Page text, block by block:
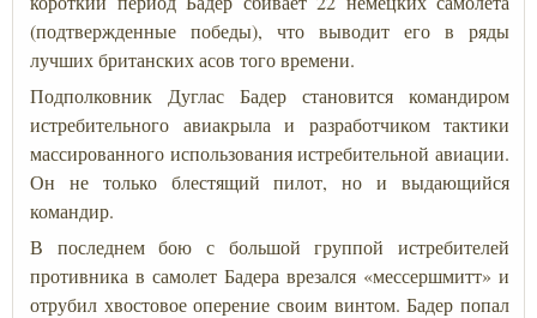
(подтвержденные победы), что выводит его в ряды
лучших британских асов того времени.
Подполковник Дуглас Бадер становится командиром
истребительного авиакрыла и разработчиком тактики
массированного использования истребительной авиации.
Он не только блестящий пилот, но и выдающийся
командир.
В последнем бою с большой группой истребителей
противника в самолет Бадера врезался «мессершмитт» и
отрубил хвостовое оперение своим винтом. Бадер попал